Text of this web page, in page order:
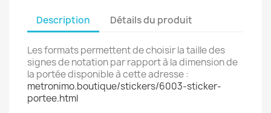
Description Détails du produit
Les formats permettent de choisir la taille des
signes de notation par rapport à la dimension de
la portée disponible à cette adresse :
metronimo.boutique/stickers/6003-sticker-
portee.html